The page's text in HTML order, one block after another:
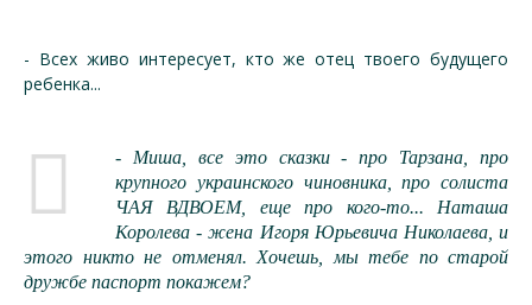
- Всех живо интересует, кто же отец твоего будущего
ребенка...
- Миша, все это сказки - про Тарзана, про
крупного украинского чиновника, про солиста
ЧАЯ ВДВОЕМ, еще про кого-то... Наташа
Королева - жена Игоря Юрьевича Николаева, и
этого никто не отменял. Хочешь, мы тебе по старой
дружбе паспорт покажем?